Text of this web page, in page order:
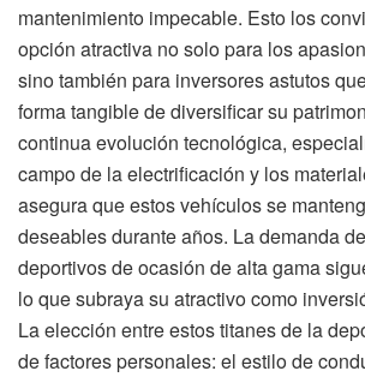
mantenimiento impecable. Esto los
opción atractiva no solo para los
sino también para inversores astutos
forma tangible de diversificar su
continua evolución tecnológica,
campo de la electrificación y los
asegura que estos vehículos se
deseables durante años. La demanda
deportivos de ocasión de alta gama
lo que subraya su atractivo como
La elección entre estos titanes de la
de factores personales: el estilo de